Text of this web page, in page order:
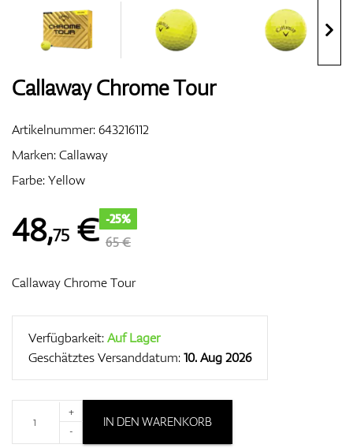
Bags
Callaway Chrome Tour
Artikelnummer:643216112
Marken:Callaway
Farbe: Yellow
48,75 € -25%
65 €
Callaway Chrome Tour
Verfügbarkeit:Auf Lager
Geschätztes Versanddatum:10. Aug 2026
+
-
IN DEN WARENKORB